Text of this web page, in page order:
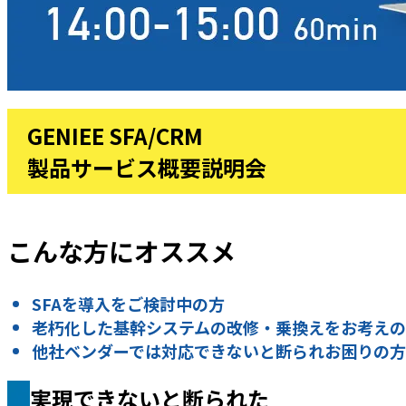
GENIEE SFA/CRM
製品サービス概要説明会
こんな方にオススメ
SFAを導入をご検討中の方
老朽化した基幹システムの改修・乗換えをお考え
他社ベンダーでは対応できないと断られお困りの方
実現できないと断られた